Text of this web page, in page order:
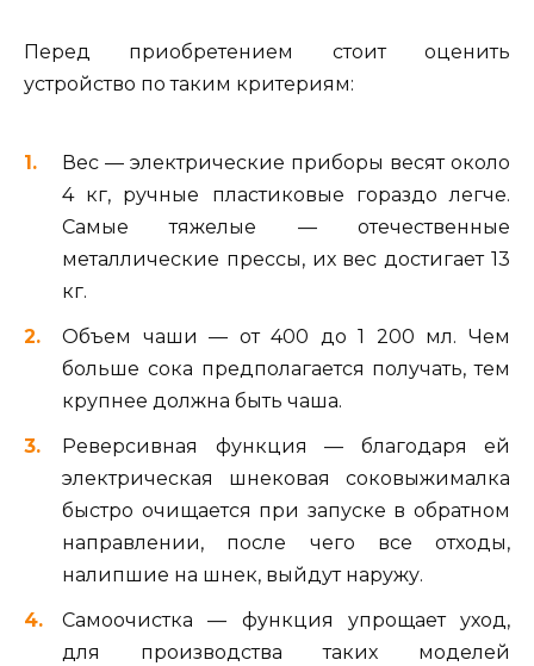
Перед приобретением стоит оценить
устройство по таким критериям:
Вес — электрические приборы весят около
4 кг, ручные пластиковые гораздо легче.
Самые тяжелые — отечественные
металлические прессы, их вес достигает 13
кг.
Объем чаши — от 400 до 1 200 мл. Чем
больше сока предполагается получать, тем
крупнее должна быть чаша.
Реверсивная функция — благодаря ей
электрическая шнековая соковыжималка
быстро очищается при запуске в обратном
направлении, после чего все отходы,
налипшие на шнек, выйдут наружу.
Самоочистка — функция упрощает уход,
для производства таких моделей